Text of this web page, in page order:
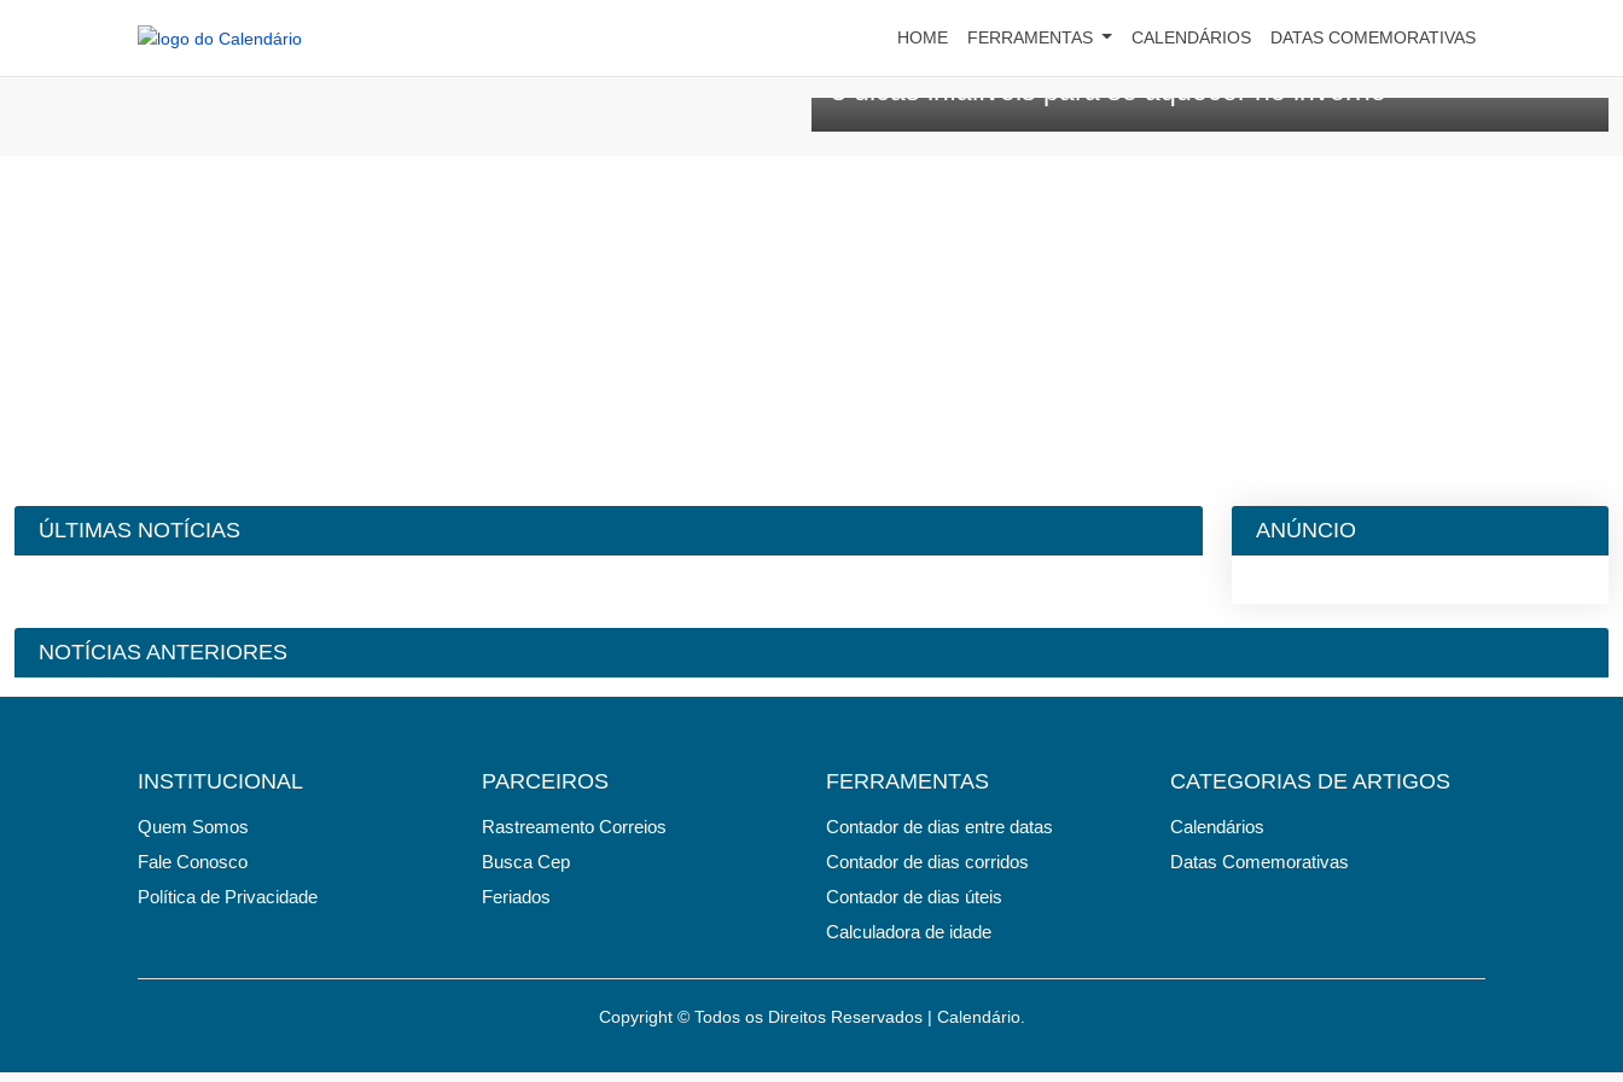
HOME FERRAMENTAS CALENDÁRIOS DATAS COMEMORATIVAS
3 dicas infalíveis para se aquecer no inverno
ÚLTIMAS NOTÍCIAS ANÚNCIO
NOTÍCIAS ANTERIORES
INSTITUCIONAL
Quem Somos
Fale Conosco
Política de Privacidade
PARCEIROS
Rastreamento Correios
Busca Cep
Feriados
FERRAMENTAS
Contador de dias entre datas
Contador de dias corridos
Contador de dias úteis
Calculadora de idade
CATEGORIAS DE ARTIGOS
Calendários
Datas Comemorativas
Copyright © Todos os Direitos Reservados | Calendário.